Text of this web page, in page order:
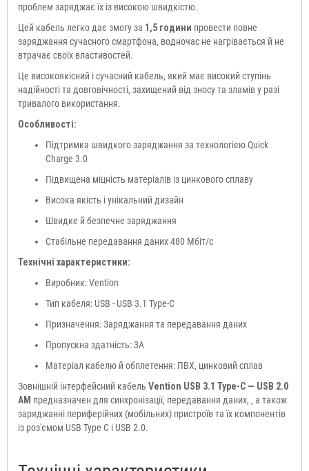
проблем заряджає їх із високою швидкістю.
Цей кабель легко дає змогу за 1,5 години провести повне
заряджання сучасного смартфона, водночас не нагрівається й не
втрачає своїх властивостей.
Це високоякісний і сучасний кабель, який має високий ступінь
надійності та довговічності, захищений від зносу та зламів у разі
тривалого використання.
Особливості:
Підтримка швидкого заряджання за технологією Quick
Charge 3.0
Підвищена міцність матеріалів із цинкового сплаву
Висока якість і унікальний дизайн
Швидке й безпечне заряджання
Стабільне передавання даних 480 Мбіт/с
Технічні характеристики:
Виробник: Vention
Тип кабеля: USB - USB 3.1 Type-C
Призначення: Заряджання та передавання даних
Пропускна здатність: 3A
Матеріал кабелю й обплетення: ПВХ, цинковий сплав
Зовнішній інтерфейсний кабель Vention USB 3.1 Type-C — USB 2.0
AM предназначен для синхронізації, передавання даних, , а також
заряджанні периферійних (мобільних) пристроїв та їх компонентів
із роз'ємом USB Type C і USB 2.0.